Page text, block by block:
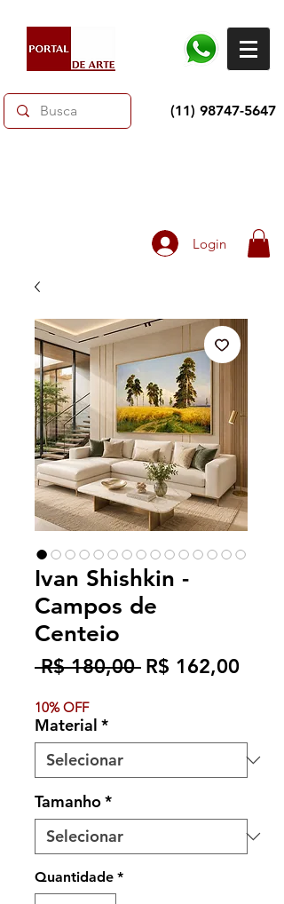
(11) 98747-5647
Login
Ivan Shishkin -
Campos de
Centeio
R$ 180,00 Preço
R$ 162,00Preço
10% OFF
Material *
Tamanho*
Quantidade *